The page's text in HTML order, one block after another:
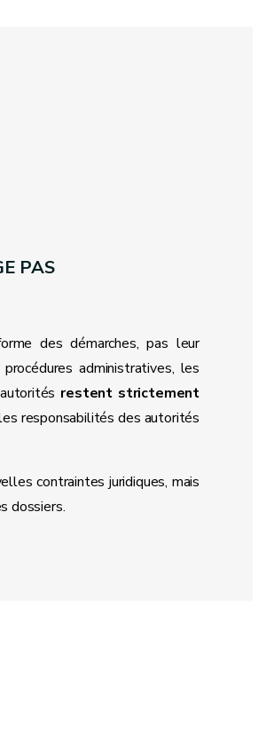
PAS
des démarches, pas leur
administratives, les
restent strictement
responsabilités des autorités
contraintes juridiques, mais
dossiers.